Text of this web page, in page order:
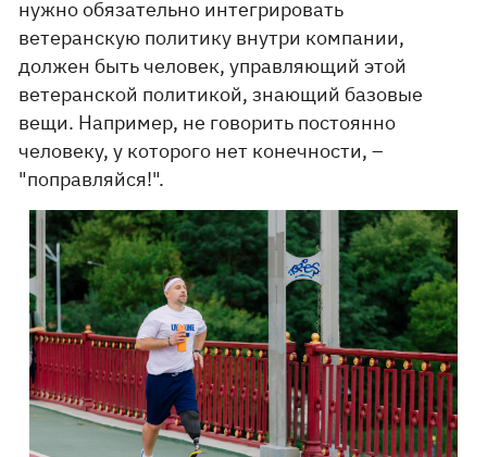
нужно обязательно интегрировать
ветеранскую политику внутри компании,
должен быть человек, управляющий этой
ветеранской политикой, знающий базовые
вещи. Например, не говорить постоянно
человеку, у которого нет конечности, –
"поправляйся!".